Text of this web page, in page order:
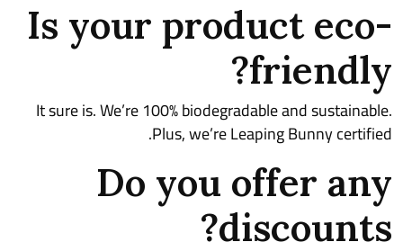
Is your product eco-
friendly?
It sure is. We’re 100% biodegradable and sustainable.
Plus, we’re Leaping Bunny certified.
Do you offer any
discounts?